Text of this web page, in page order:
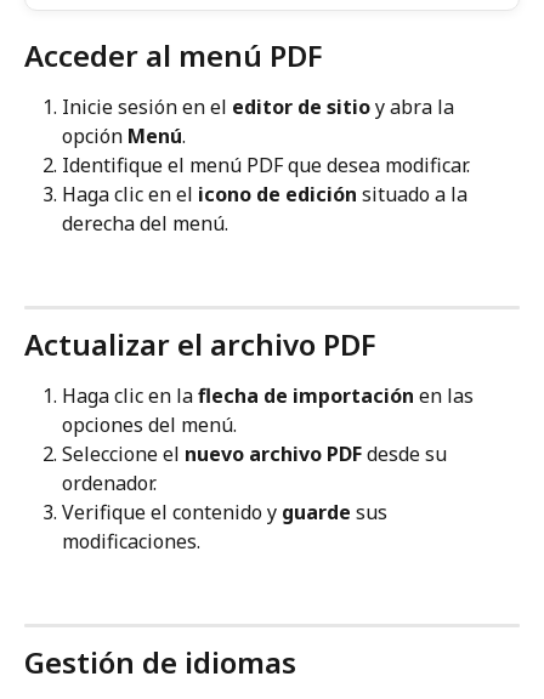
Acceder al menú PDF
Inicie sesión en el editor de sitio y abra la
opción Menú.
Identifique el menú PDF que desea modificar.
Haga clic en el icono de edición situado a la
derecha del menú.
Actualizar el archivo PDF
Haga clic en la flecha de importación en las
opciones del menú.
Seleccione el nuevo archivo PDF desde su
ordenador.
Verifique el contenido y guarde sus
modificaciones.
Gestión de idiomas